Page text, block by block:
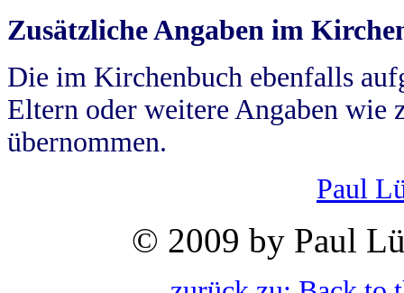
Zusätzliche Angaben im
Die im Kirchenbuch ebenfalls
Eltern oder weitere Angaben wie
übernommen.
Paul
© 2009 by Paul